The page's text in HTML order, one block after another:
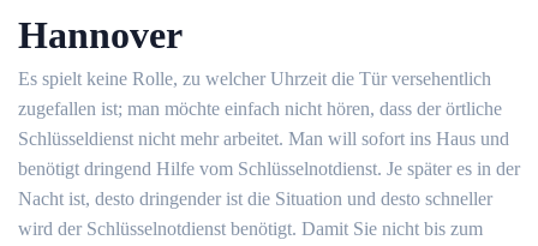
Hannover
Es spielt keine Rolle, zu welcher Uhrzeit die Tür versehentlich
zugefallen ist; man möchte einfach nicht hören, dass der örtliche
Schlüsseldienst nicht mehr arbeitet. Man will sofort ins Haus und
benötigt dringend Hilfe vom Schlüsselnotdienst. Je später es in der
Nacht ist, desto dringender ist die Situation und desto schneller
wird der Schlüsselnotdienst benötigt. Damit Sie nicht bis zum